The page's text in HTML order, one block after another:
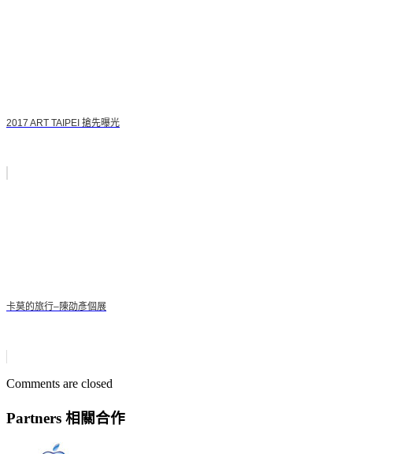
2017 ART TAIPEI 搶先曝光
卡莫的旅行–陳劭彥個展
Comments are closed
Partners 相關合作